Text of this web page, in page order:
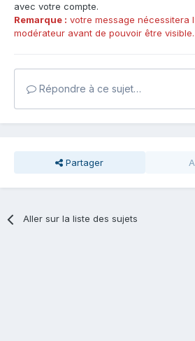
avec votre compte.
Remarque : votre message nécessitera
modérateur avant de pouvoir être visible.
Répondre à ce sujet…
Partager
Aller sur la liste des sujets